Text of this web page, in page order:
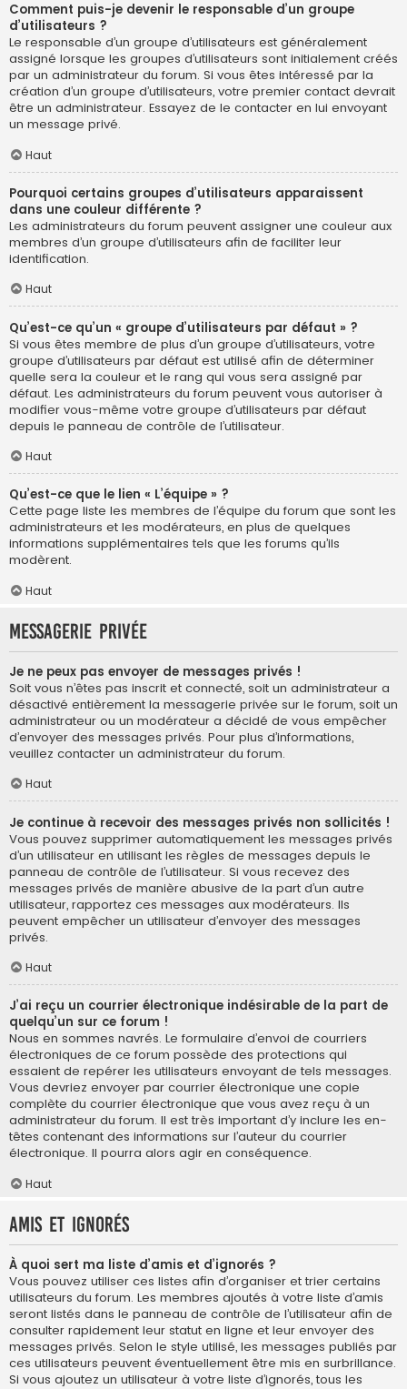
Comment puis-je devenir le responsable d’un groupe
d’utilisateurs ?
Le responsable d’un groupe d’utilisateurs est généralement
assigné lorsque les groupes d’utilisateurs sont initialement créés
par un administrateur du forum. Si vous êtes intéressé par la
création d’un groupe d’utilisateurs, votre premier contact devrait
être un administrateur. Essayez de le contacter en lui envoyant
un message privé.
Haut
Pourquoi certains groupes d’utilisateurs apparaissent
dans une couleur différente ?
Les administrateurs du forum peuvent assigner une couleur aux
membres d’un groupe d’utilisateurs afin de faciliter leur
identification.
Haut
Qu’est-ce qu’un « groupe d’utilisateurs par défaut » ?
Si vous êtes membre de plus d’un groupe d’utilisateurs, votre
groupe d’utilisateurs par défaut est utilisé afin de déterminer
quelle sera la couleur et le rang qui vous sera assigné par
défaut. Les administrateurs du forum peuvent vous autoriser à
modifier vous-même votre groupe d’utilisateurs par défaut
depuis le panneau de contrôle de l’utilisateur.
Haut
Qu’est-ce que le lien « L’équipe » ?
Cette page liste les membres de l’équipe du forum que sont les
administrateurs et les modérateurs, en plus de quelques
informations supplémentaires tels que les forums qu’ils
modèrent.
Haut
Messagerie privée
Je ne peux pas envoyer de messages privés !
Soit vous n’êtes pas inscrit et connecté, soit un administrateur a
désactivé entièrement la messagerie privée sur le forum, soit un
administrateur ou un modérateur a décidé de vous empêcher
d’envoyer des messages privés. Pour plus d’informations,
veuillez contacter un administrateur du forum.
Haut
Je continue à recevoir des messages privés non sollicités !
Vous pouvez supprimer automatiquement les messages privés
d’un utilisateur en utilisant les règles de messages depuis le
panneau de contrôle de l’utilisateur. Si vous recevez des
messages privés de manière abusive de la part d’un autre
utilisateur, rapportez ces messages aux modérateurs. Ils
peuvent empêcher un utilisateur d’envoyer des messages
privés.
Haut
J’ai reçu un courrier électronique indésirable de la part de
quelqu’un sur ce forum !
Nous en sommes navrés. Le formulaire d’envoi de courriers
électroniques de ce forum possède des protections qui
essaient de repérer les utilisateurs envoyant de tels messages.
Vous devriez envoyer par courrier électronique une copie
complète du courrier électronique que vous avez reçu à un
administrateur du forum. Il est très important d’y inclure les en-
têtes contenant des informations sur l’auteur du courrier
électronique. Il pourra alors agir en conséquence.
Haut
Amis et ignorés
À quoi sert ma liste d’amis et d’ignorés ?
Vous pouvez utiliser ces listes afin d’organiser et trier certains
utilisateurs du forum. Les membres ajoutés à votre liste d’amis
seront listés dans le panneau de contrôle de l’utilisateur afin de
consulter rapidement leur statut en ligne et leur envoyer des
messages privés. Selon le style utilisé, les messages publiés par
ces utilisateurs peuvent éventuellement être mis en surbrillance.
Si vous ajoutez un utilisateur à votre liste d’ignorés, tous les